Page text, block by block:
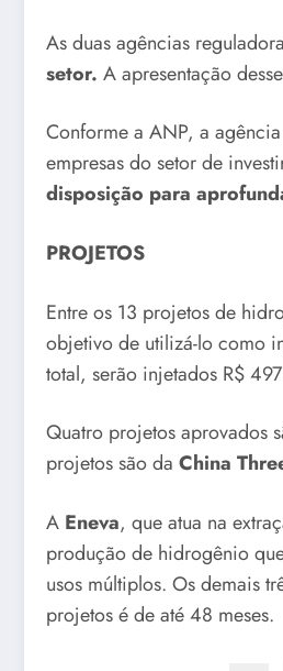
As duas agências
setor. A apresentação
Conforme a ANP, a
empresas do setor de
disposição para
PROJETOS
Entre os 13 projetos de
objetivo de utilizá-lo como
total, serão injetados R$
Quatro projetos aprovados
projetos são da China
A Eneva, que atua na
produção de hidrogênio
usos múltiplos. Os demais
projetos é de até 48 meses.